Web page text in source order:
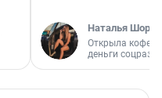
Наталья
Открыла
деньги